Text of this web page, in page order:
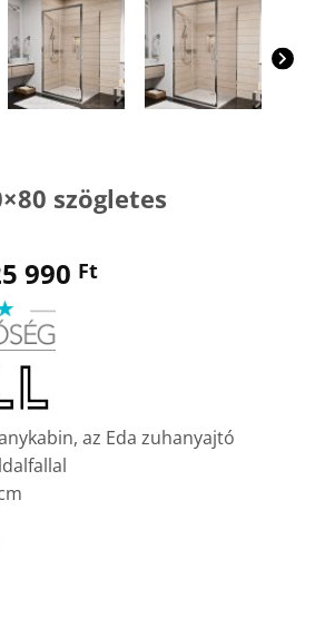
szögletes
Ft.
990 FtCurrent
az Eda zuhanyajtó